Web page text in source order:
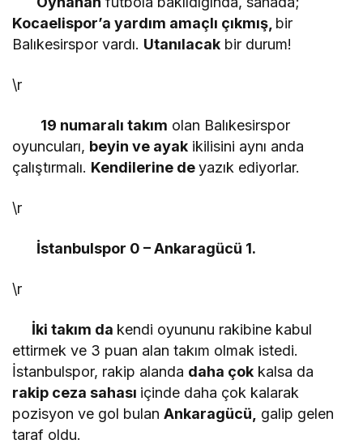
Kocaelispor’a yardım amaçlı çıkmış, bir
Balıkesirspor vardı. Utanılacak bir durum!
\r
19 numaralı takım olan Balıkesirspor
oyuncuları, beyin ve ayak ikilisini aynı anda
çalıştırmalı. Kendilerine deyazık ediyorlar.
\r
İstanbulspor 0 – Ankaragücü 1.
\r
İki takım da kendi oyununu rakibine kabul
ettirmek ve 3 puan alan takım olmak istedi.
İstanbulspor, rakip alanda daha çok kalsa da
rakip ceza sahası içinde daha çok kalarak
pozisyon ve gol bulanAnkaragücü,
galip gelen
taraf oldu.